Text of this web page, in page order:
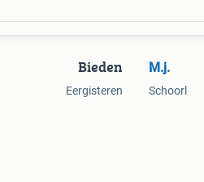
Bieden
Eergisteren
M.j.
Schoorl